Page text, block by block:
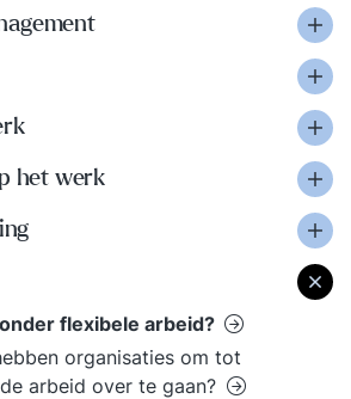
het werk
flexibele arbeid?
organisaties om tot
arbeid over te gaan?